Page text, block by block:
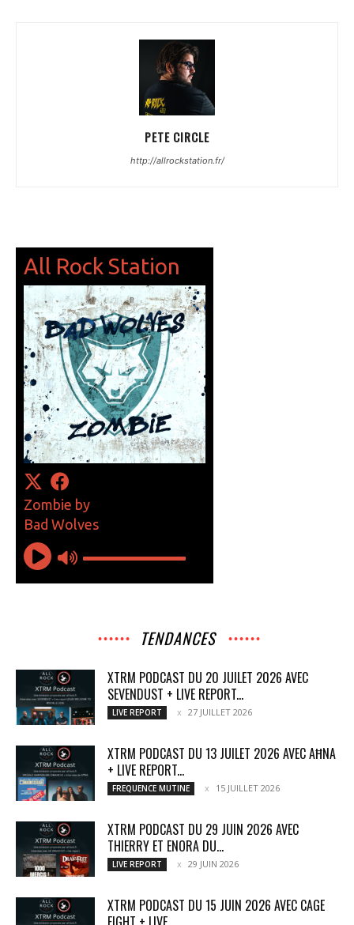
PETE CIRCLE
http://allrockstation.fr/
TENDANCES
XTRM PODCAST DU 20 JUILET 2026 AVEC
SEVENDUST + LIVE REPORT...
LIVE REPORT 27 JUILLET 2026
XTRM PODCAST DU 13 JUILET 2026 AVEC AĦNA
+ LIVE REPORT...
FREQUENCE MUTINE 15 JUILLET 2026
XTRM PODCAST DU 29 JUIN 2026 AVEC
THIERRY ET ENORA DU...
LIVE REPORT 29 JUIN 2026
XTRM PODCAST DU 15 JUIN 2026 AVEC CAGE